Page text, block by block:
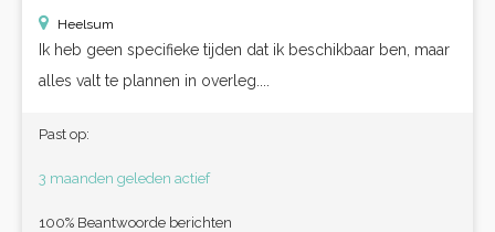
Heelsum
Ik heb geen specifieke tijden dat ik beschikbaar ben, maar
alles valt te plannen in overleg....
Past op:
3 maanden geleden actief
100% Beantwoorde berichten